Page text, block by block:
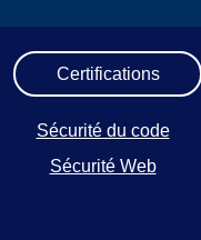
Certifications
Sécurité du code
Sécurité Web